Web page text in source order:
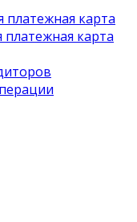
платежная карта
платежная карта